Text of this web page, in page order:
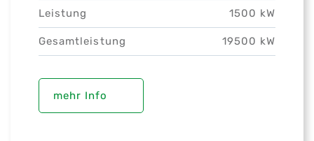
Leistung 1500 kW
Gesamtleistung 19500 kW
mehr Info